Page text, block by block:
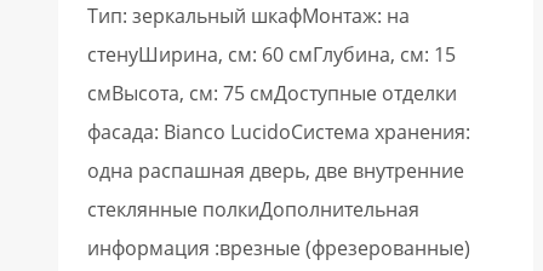
Тип: зеркальный шкафМонтаж: на
стенуШирина, см: 60 смГлубина, см: 15
смВысота, см: 75 смДоступные отделки
фасада: Bianco LucidoСистема хранения:
одна распашная дверь, две внутренние
стеклянные полкиДополнительная
информация :врезные (фрезерованные)